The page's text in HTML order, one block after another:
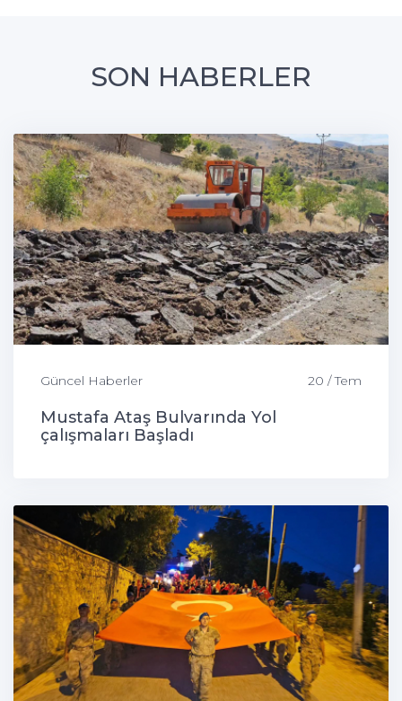
SON HABERLER
Güncel Haberler 20 / Tem
Mustafa Ataş Bulvarında Yol
çalışmaları Başladı